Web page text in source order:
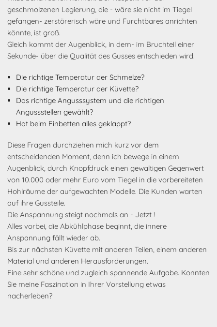
geschmolzenen Legierung, die - wäre sie nicht im Tiegel
gefangen- zerstörerisch wäre und Furchtbares anrichten
könnte, ist groß.
Gleich kommt der Augenblick, in dem- im Bruchteil einer
Sekunde- über die Qualität des Gusses entschieden wird.
Die richtige Temperatur der Schmelze?
Die richtige Temperatur der Küvette?
Das richtige Angusssystem und die richtigen
Angussstellen gewählt?
Hat beim Einbetten alles geklappt?
Diese Fragen durchziehen mich kurz vor dem
entscheidenden Moment, denn ich bewege in einem
Augenblick, durch Knopfdruck einen gewaltigen Gegenwert
von 10.000 oder mehr Euro vom Tiegel in die vorbereiteten
Hohlräume der aufgewachten Modelle. Die Kunden warten
auf ihre Gussteile.
Die Anspannung steigt nochmals an - Jetzt !
Alles vorbei, die Abkühlphase beginnt, die innere
Anspannung fällt wieder ab.
Bis zur nächsten Küvette mit anderen Teilen, einem anderen
Material und anderen Herausforderungen.
Eine sehr schöne und zugleich spannende Aufgabe. Konnten
Sie meine Faszination in Ihrer Vorstellung etwas
nacherleben?